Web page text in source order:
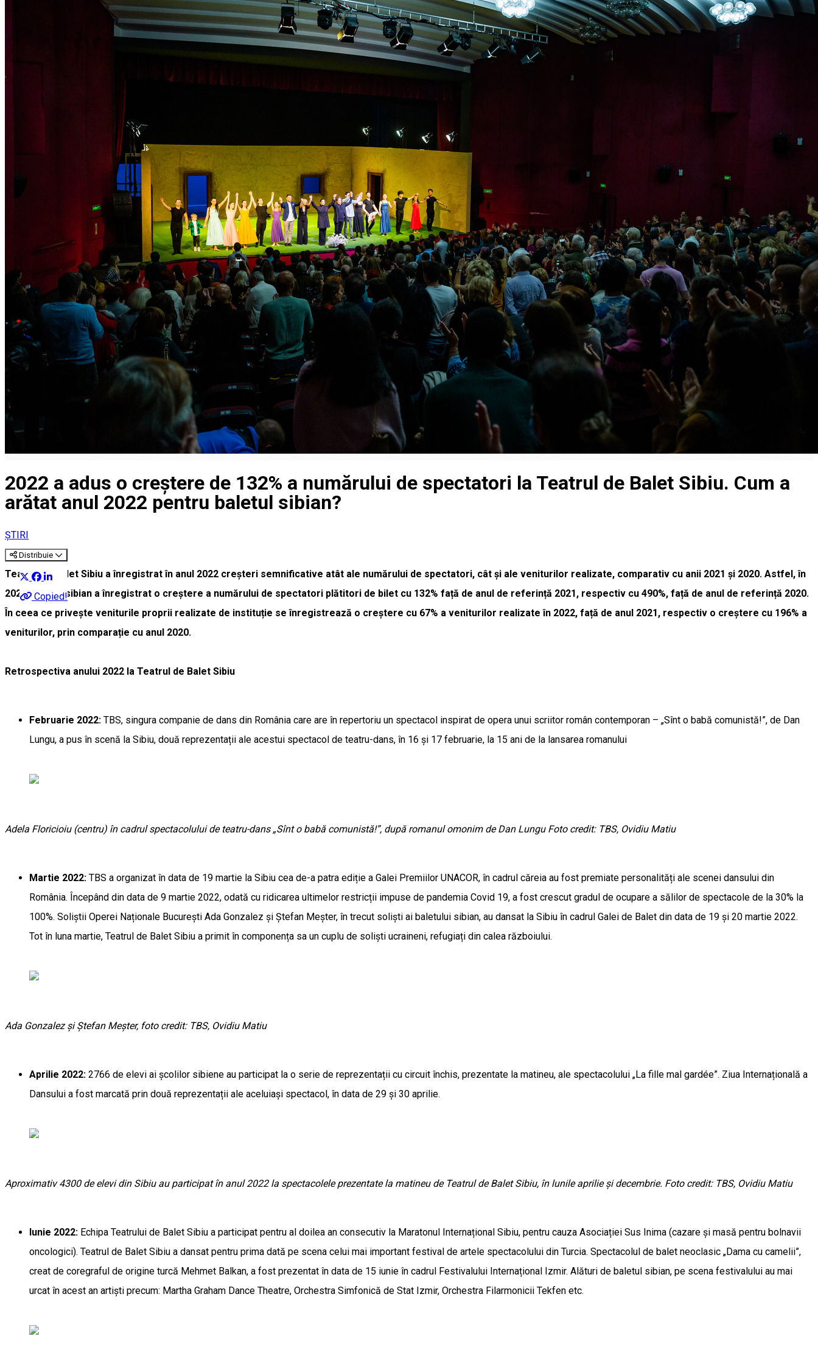
2022 a adus o creștere de 132% a numărului de spectatori la Teatrul de Balet Sibiu. Cum a
arătat anul 2022 pentru baletul sibian?
ȘTIRI
Distribuie
Copied!
Teatrul de Balet Sibiu a înregistrat în anul 2022 creșteri semnificative atât ale numărului de spectatori, cât și ale veniturilor realizate, comparativ cu anii 2021 și 2020. Astfel, în
2022, baletul sibian a înregistrat o creștere a numărului de spectatori plătitori de bilet cu 132% față de anul de referință 2021, respectiv cu 490%, față de anul de referință 2020.
În ceea ce privește veniturile proprii realizate de instituție se înregistrează o creștere cu 67% a veniturilor realizate în 2022, față de anul 2021, respectiv o creștere cu 196% a
veniturilor, prin comparație cu anul 2020.
Retrospectiva anului 2022 la Teatrul de Balet Sibiu
Februarie 2022: TBS, singura companie de dans din România care are în repertoriu un spectacol inspirat de opera unui scriitor român contemporan – „Sînt o babă comunistă!”, de Dan
Lungu, a pus în scenă la Sibiu, două reprezentații ale acestui spectacol de teatru-dans, în 16 și 17 februarie, la 15 ani de la lansarea romanului
Adela Floricioiu (centru) în cadrul spectacolului de teatru-dans „Sînt o babă comunistă!”, după romanul omonim de Dan Lungu Foto credit: TBS, Ovidiu Matiu
Martie 2022: TBS a organizat în data de 19 martie la Sibiu cea de-a patra ediție a Galei Premiilor UNACOR, în cadrul căreia au fost premiate personalități ale scenei dansului din
România. Începând din data de 9 martie 2022, odată cu ridicarea ultimelor restricții impuse de pandemia Covid 19, a fost crescut gradul de ocupare a sălilor de spectacole de la 30% la
100%. Soliștii Operei Naționale București Ada Gonzalez și Ștefan Meșter, în trecut soliști ai baletului sibian, au dansat la Sibiu în cadrul Galei de Balet din data de 19 și 20 martie 2022.
Tot în luna martie, Teatrul de Balet Sibiu a primit în componența sa un cuplu de soliști ucraineni, refugiați din calea războiului.
Ada Gonzalez și Ștefan Meșter, foto credit: TBS, Ovidiu Matiu
Aprilie 2022: 2766 de elevi ai școlilor sibiene au participat la o serie de reprezentații cu circuit închis, prezentate la matineu, ale spectacolului „La fille mal gardée”. Ziua Internațională a
Dansului a fost marcată prin două reprezentații ale aceluiași spectacol, în data de 29 și 30 aprilie.
Aproximativ 4300 de elevi din Sibiu au participat în anul 2022 la spectacolele prezentate la matineu de Teatrul de Balet Sibiu, în lunile aprilie și decembrie. Foto credit: TBS, Ovidiu Matiu
Iunie 2022: Echipa Teatrului de Balet Sibiu a participat pentru al doilea an consecutiv la Maratonul Internațional Sibiu, pentru cauza Asociației Sus Inima (cazare și masă pentru bolnavii
oncologici). Teatrul de Balet Sibiu a dansat pentru prima dată pe scena celui mai important festival de artele spectacolului din Turcia. Spectacolul de balet neoclasic „Dama cu camelii”,
creat de coregraful de origine turcă Mehmet Balkan, a fost prezentat în data de 15 iunie în cadrul Festivalului Internațional Izmir. Alături de baletul sibian, pe scena festivalului au mai
urcat în acest an artiști precum: Martha Graham Dance Theatre, Orchestra Simfonică de Stat Izmir, Orchestra Filarmonicii Tekfen etc.